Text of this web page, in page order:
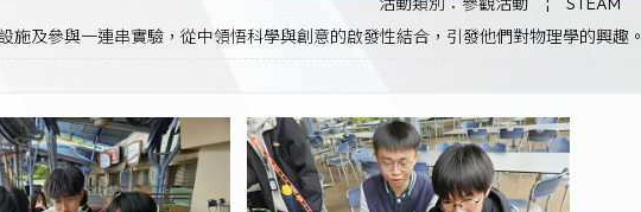
及參與一連串實驗，從中領悟科學與創意的啟發性結合，引發他們對物理學的興趣。